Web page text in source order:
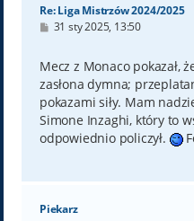
Re: Liga Mistrzów 2024/2025
P
t
31 sty 2025, 13:50
Mecz z Monaco pokazał,
zasłona dymna;
pokazami siły. Mam
Simone Inzaghi, który to
odpowiednio policzył.
Piekarz